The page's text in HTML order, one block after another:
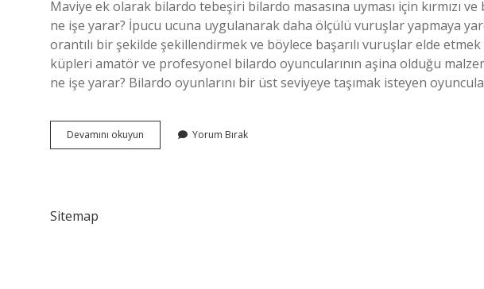
Maviye ek olarak bilardo tebeşiri bilardo masasına uyması için kırmızı
ne işe yarar? İpucu ucuna uygulanarak daha ölçülü vuruşlar yapmaya
orantılı bir şekilde şekillendirmek ve böylece başarılı vuruşlar elde
küpleri amatör ve profesyonel bilardo oyuncularının aşina olduğu
ne işe yarar? Bilardo oyunlarını bir üst seviyeye taşımak isteyen
Devamını okuyun Bilardoda
Tebeşir
Yorum Bırak
Sitemap